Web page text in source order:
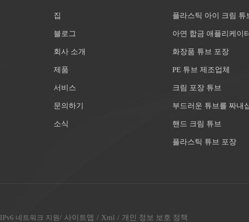
집
블로그
회사 소개
제품
서비스
문의하기
소식
플라스틱 아이 크림 튜
아연 합금 애플리케이
화장품 튜브 포장
PE 튜브 제조업체
크림 포장 튜브
부드러운 튜브를 짜내
핸드 크림 튜브
플라스틱 튜브 포장
IPv6 네트워크 지원/ 사이트맵 / Xml / 개인 정보 보호 정책